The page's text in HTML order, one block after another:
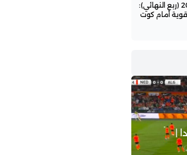
كأس أمم إفريقيا للسيدات 2026 (ربع النهائي):
أمام كوت
|